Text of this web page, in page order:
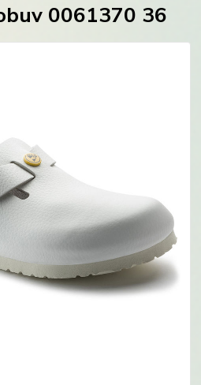
0061370 36